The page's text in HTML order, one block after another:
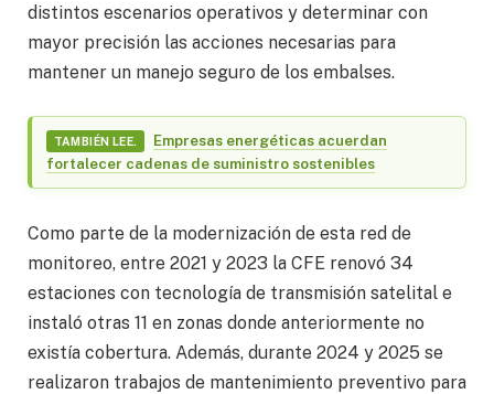
distintos escenarios operativos y determinar con
mayor precisión las acciones necesarias para
mantener un manejo seguro de los embalses.
TAMBIÉN LEE.
Empresas energéticas acuerdan
fortalecer cadenas de suministro sostenibles
Como parte de la modernización de esta red de
monitoreo, entre 2021 y 2023 la CFE renovó 34
estaciones con tecnología de transmisión satelital e
instaló otras 11 en zonas donde anteriormente no
existía cobertura. Además, durante 2024 y 2025 se
realizaron trabajos de mantenimiento preventivo para